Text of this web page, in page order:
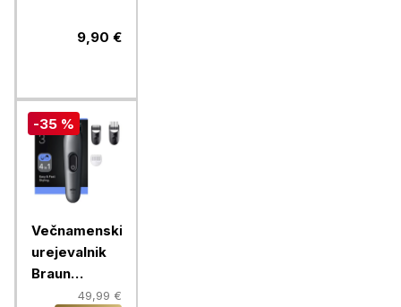
9,90 €
-35 %
Večnamenski
urejevalnik
Braun
Multigroomer
49,99 €